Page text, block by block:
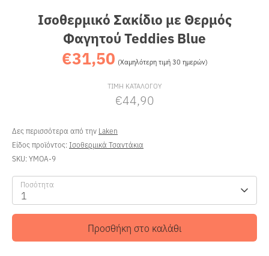
Ισοθερμικό Σακίδιο με Θερμός
Φαγητού Teddies Blue
€31,50 (Χαμηλότερη τιμή 30 ημερών)τιμή
ΤΙΜΗ ΚΑΤΑΛΟΓΟΥ
€44,90
Δες περισσότερα από την Laken
Είδος προϊόντος:Ισοθερμικά Τσαντάκια
SKU:YMOA-9
Ποσότητα
1
Προσθήκη στο καλάθι